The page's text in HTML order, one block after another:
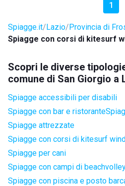
1
Spiagge.it Lazio Provincia di
Spiagge con corsi di kitesurf
Scopri le diverse
comune di San Giorgio a
Spiagge accessibili per disabili
Spiagge con bar e ristorante
Spiagge attrezzate
Spiagge con corsi di kitesurf
Spiagge per cani
Spiagge con campi di
Spiagge con piscina e posto